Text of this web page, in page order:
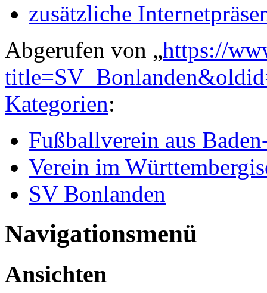
zusätzliche
Abgerufen von „https://
Kategorien:
Fußballverein aus
Verein im
SV Bonlanden
Navigationsmenü
Ansichten